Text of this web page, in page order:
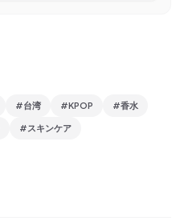
#台湾 #KPOP #香水
#スキンケア